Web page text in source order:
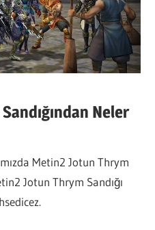
Neler
Metin2 Jotun Thrym
Jotun Thrym Sandığı